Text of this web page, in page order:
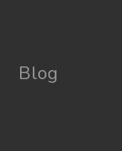
Blog